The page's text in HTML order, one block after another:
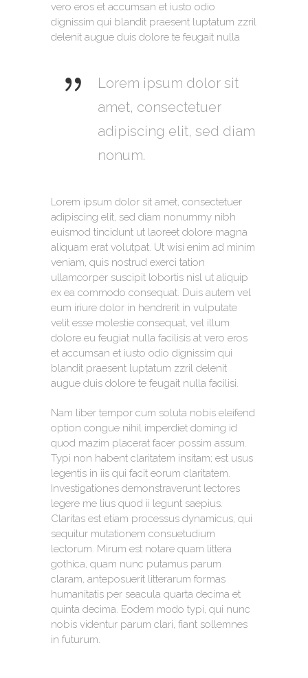
vero eros et accumsan et iusto odio
dignissim qui blandit praesent luptatum zzril
delenit augue duis dolore te feugait nulla
Lorem ipsum dolor sit
amet, consectetuer
adipiscing elit, sed diam
nonum.
Lorem ipsum dolor sit amet, consectetuer
adipiscing elit, sed diam nonummy nibh
euismod tincidunt ut laoreet dolore magna
aliquam erat volutpat. Ut wisi enim ad minim
veniam, quis nostrud exerci tation
ullamcorper suscipit lobortis nisl ut aliquip
ex ea commodo consequat. Duis autem vel
eum iriure dolor in hendrerit in vulputate
velit esse molestie consequat, vel illum
dolore eu feugiat nulla facilisis at vero eros
et accumsan et iusto odio dignissim qui
blandit praesent luptatum zzril delenit
augue duis dolore te feugait nulla facilisi.
Nam liber tempor cum soluta nobis eleifend
option congue nihil imperdiet doming id
quod mazim placerat facer possim assum.
Typi non habent claritatem insitam; est usus
legentis in iis qui facit eorum claritatem.
Investigationes demonstraverunt lectores
legere me lius quod ii legunt saepius.
Claritas est etiam processus dynamicus, qui
sequitur mutationem consuetudium
lectorum. Mirum est notare quam littera
gothica, quam nunc putamus parum
claram, anteposuerit litterarum formas
humanitatis per seacula quarta decima et
quinta decima. Eodem modo typi, qui nunc
nobis videntur parum clari, fiant sollemnes
in futurum.